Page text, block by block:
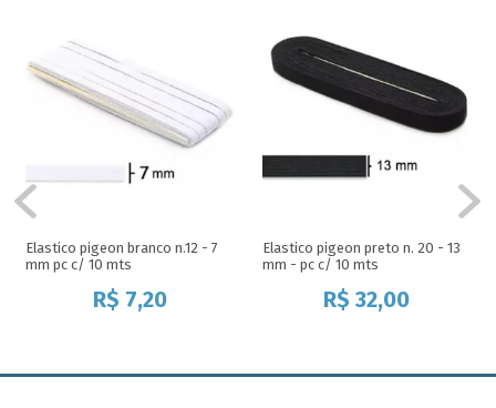
Elastico pigeon branco n.12 - 7
mm pc c/ 10 mts
R$ 7,20
Elastico pigeon preto n. 20 - 13
mm - pc c/ 10 mts
R$ 32,00